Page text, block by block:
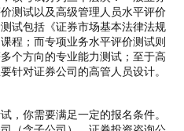
测试以及高级管理人员水平评价
试包括《证券市场基本法律法规
程；而专项业务水平评价测试则
个方向的专业能力测试；至于高
针对证券公司的高管人员设计。
，你需要满足一定的报名条件。